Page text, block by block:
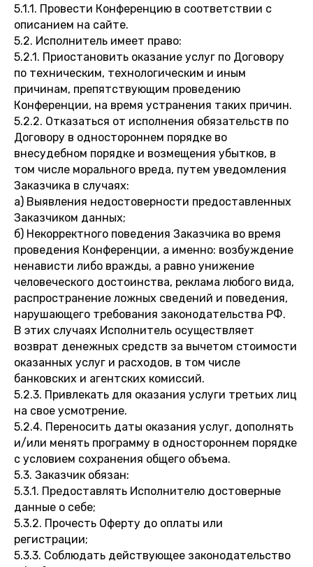
5.1.1. Провести Конференцию в соответствии с
описанием на сайте.
5.2. Исполнитель имеет право:
5.2.1. Приостановить оказание услуг по Договору
по техническим, технологическим и иным
причинам, препятствующим проведению
Конференции, на время устранения таких причин.
5.2.2. Отказаться от исполнения обязательств по
Договору в одностороннем порядке во
внесудебном порядке и возмещения убытков, в
том числе морального вреда, путем уведомления
Заказчика в случаях:
а) Выявления недостоверности предоставленных
Заказчиком данных;
б) Некорректного поведения Заказчика во время
проведения Конференции, а именно: возбуждение
ненависти либо вражды, а равно унижение
человеческого достоинства, реклама любого вида,
распространение ложных сведений и поведения,
нарушающего требования законодательства РФ.
В этих случаях Исполнитель осуществляет
возврат денежных средств за вычетом стоимости
оказанных услуг и расходов, в том числе
банковских и агентских комиссий.
5.2.3. Привлекать для оказания услуги третьих лиц
на свое усмотрение.
5.2.4. Переносить даты оказания услуг, дополнять
и/или менять программу в одностороннем порядке
с условием сохранения общего объема.
5.3. Заказчик обязан:
5.3.1. Предоставлять Исполнителю достоверные
данные о себе;
5.3.2. Прочесть Оферту до оплаты или
регистрации;
5.3.3. Соблюдать действующее законодательство